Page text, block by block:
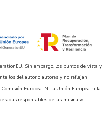
Sin embargo, los puntos de vista y
los del autor o autores y no reflejan
Europea. Ni la Unión Europea ni la
responsables de las mismas»